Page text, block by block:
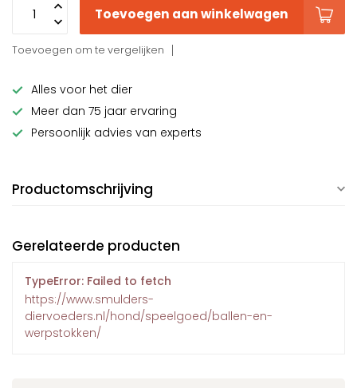
Toevoegen aan winkelwagen
Toevoegen om te vergelijken
Alles voor het dier
Meer dan 75 jaar ervaring
Persoonlijk advies van experts
Productomschrijving
Gerelateerde producten
TypeError: Failed to fetch
https://www.smulders-
diervoeders.nl/hond/speelgoed/ballen-en-
werpstokken/